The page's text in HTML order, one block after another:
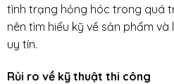
tình trạng hỏng hóc trong quá
nên tìm hiểu kỹ về sản phẩm
uy tín.
Rủi ro về kỹ thuật thi công